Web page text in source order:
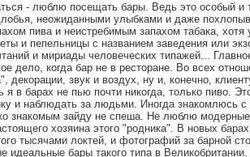
- люблю посещать бары. Ведь это особый и
неожиданными улыбками и даже
пива и неистребимым запахом табака,
и пепельницы с названием заведения или
и мириады человеческих типажей...
дело, когда бар не в ресторане. Во всех
декорации, звук и воздух, ну и, конечно,
я в барах не пью почти никогда, только пиво.
и наблюдать за людьми. Иногда знакомлюсь
знакомым зайду не спеша. Не люблю
хозяина этого "родника". В новых
тысячами локтей, и фотографий за барной
идеальные бары такого типа в